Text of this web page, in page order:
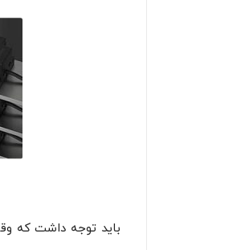
باید توجه داشت که